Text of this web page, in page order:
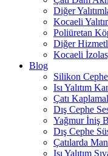
Diğer
Kocaeli
Poliüretan
Diğer
Kocaeli
Blog
Silikon
Isı Yalıtım
Çatı
Dış Cephe
Yağmur İniş
Dış Cephe
Çatılarda
Isı Yalıtım